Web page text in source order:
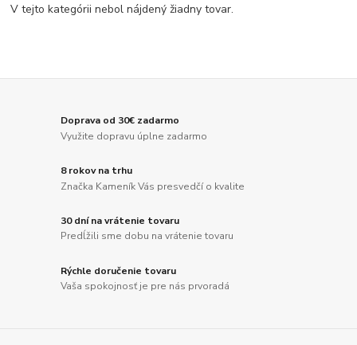
V tejto kategórii nebol nájdený žiadny tovar.
Doprava od 30€ zadarmo
Využite dopravu úplne zadarmo
8 rokov na trhu
Značka Kameník Vás presvedčí o kvalite
30 dní na vrátenie tovaru
Predĺžili sme dobu na vrátenie tovaru
Rýchle doručenie tovaru
Vaša spokojnosť je pre nás prvoradá